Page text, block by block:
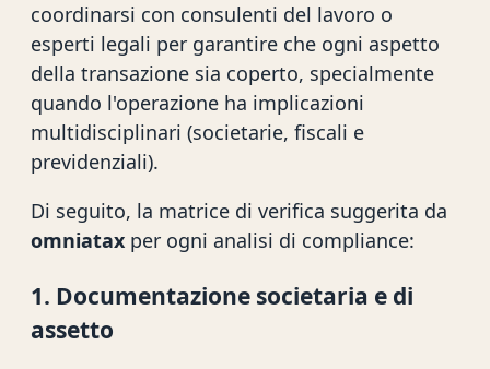
coordinarsi con consulenti del lavoro o
esperti legali per garantire che ogni aspetto
della transazione sia coperto, specialmente
quando l'operazione ha implicazioni
multidisciplinari (societarie, fiscali e
previdenziali).
Di seguito, la matrice di verifica suggerita da
omniatax per ogni analisi di compliance:
1. Documentazione societaria e di
assetto